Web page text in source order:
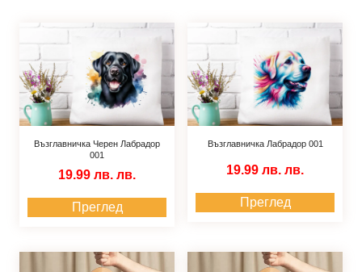
Възглавничка Черен Лабрадор
001
19.99 лв. лв.
Преглед
Възглавничка Лабрадор 001
19.99 лв. лв.
Преглед